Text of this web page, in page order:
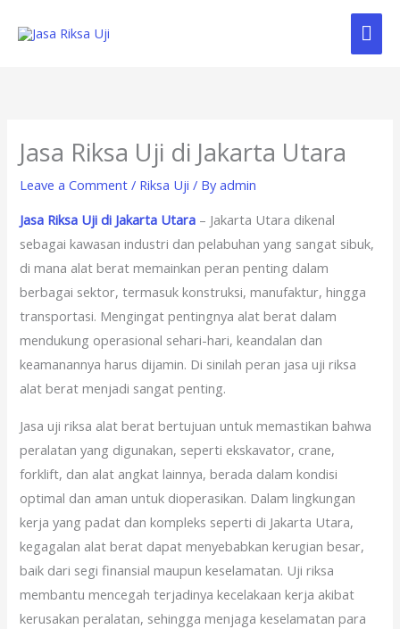
Jasa Riksa Uji di Jakarta Utara
Leave a Comment / Riksa Uji / Byadmin
Jasa Riksa Uji di Jakarta Utara – Jakarta Utara dikenal
sebagai kawasan industri dan pelabuhan yang sangat sibuk,
di mana alat berat memainkan peran penting dalam
berbagai sektor, termasuk konstruksi, manufaktur, hingga
transportasi. Mengingat pentingnya alat berat dalam
mendukung operasional sehari-hari, keandalan dan
keamanannya harus dijamin. Di sinilah peran jasa uji riksa
alat berat menjadi sangat penting.
Jasa uji riksa alat berat bertujuan untuk memastikan bahwa
peralatan yang digunakan, seperti ekskavator, crane,
forklift, dan alat angkat lainnya, berada dalam kondisi
optimal dan aman untuk dioperasikan. Dalam lingkungan
kerja yang padat dan kompleks seperti di Jakarta Utara,
kegagalan alat berat dapat menyebabkan kerugian besar,
baik dari segi finansial maupun keselamatan. Uji riksa
membantu mencegah terjadinya kecelakaan kerja akibat
kerusakan peralatan, sehingga menjaga keselamatan para